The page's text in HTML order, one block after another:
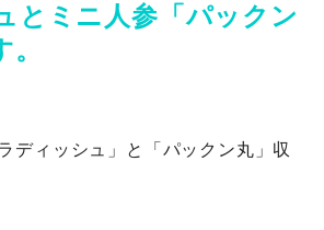
とミニ人参「パックン
ディッシュ」と「パックン丸」収